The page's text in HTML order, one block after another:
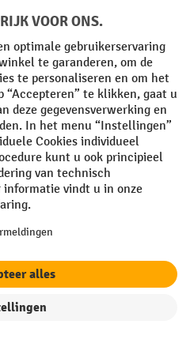
Sorteren op
voor uw behoeften
hoogwaardige bureaustoelen
van de beschikbare
Na het lezen van het
om gaat bij het kiezen van de
kantoor is of voor thuis.